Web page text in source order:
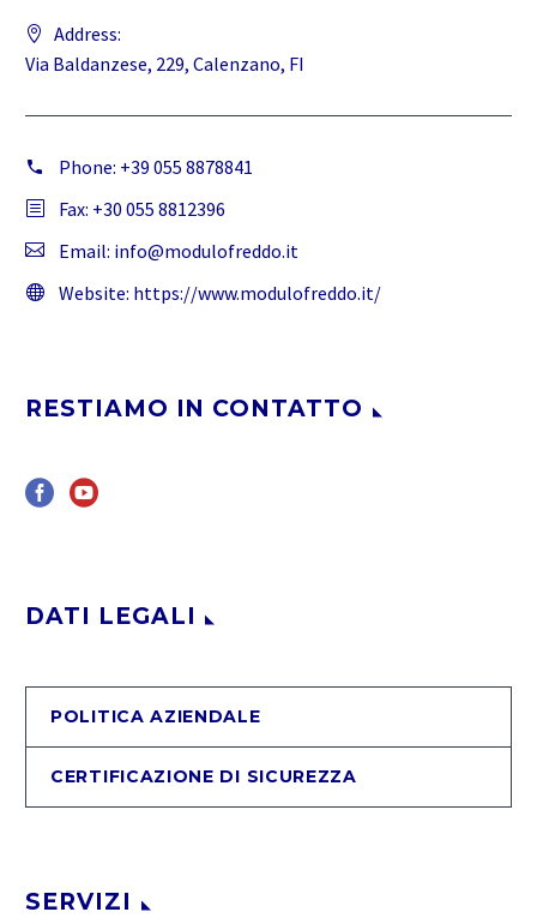
Address:
Via Baldanzese, 229, Calenzano, FI
Phone: +39 055 8878841
Fax: +30 055 8812396
Email: info@modulofreddo.it
Website: https://www.modulofreddo.it/
RESTIAMO IN CONTATTO
DATI LEGALI
POLITICA AZIENDALE
CERTIFICAZIONE DI SICUREZZA
SERVIZI